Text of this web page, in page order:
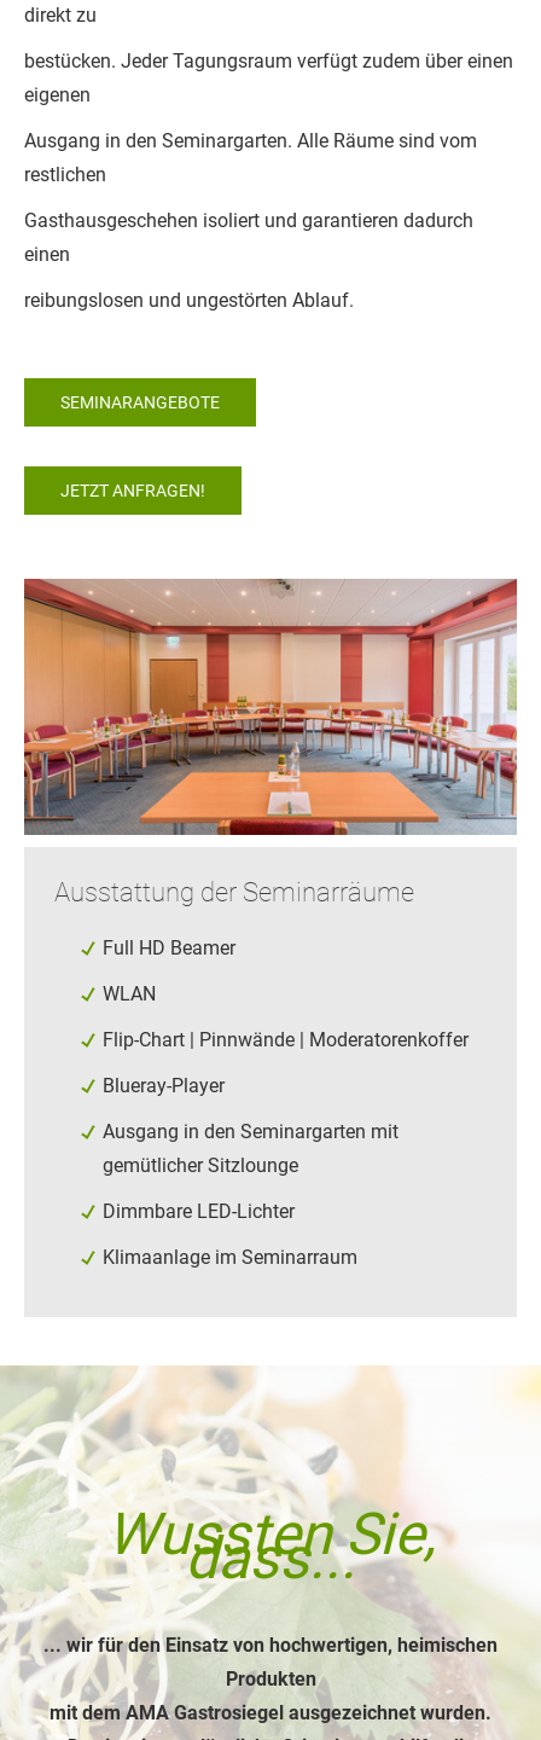
direkt zu
bestücken. Jeder Tagungsraum verfügt zudem über einen
eigenen
Ausgang in den Seminargarten. Alle Räume sind vom
restlichen
Gasthausgeschehen isoliert und garantieren dadurch
einen
reibungslosen und ungestörten Ablauf.
SEMINARANGEBOTE
JETZT ANFRAGEN!
Ausstattung der Seminarräume
Full HD Beamer
WLAN
Flip-Chart | Pinnwände | Moderatorenkoffer
Blueray-Player
Ausgang in den Seminargarten mit
gemütlicher Sitzlounge
Dimmbare LED-Lichter
Klimaanlage im Seminarraum
Wussten Sie,
dass...
... wir für den Einsatz von hochwertigen, heimischen
Produkten
mit dem AMA Gastrosiegel ausgezeichnet wurden.